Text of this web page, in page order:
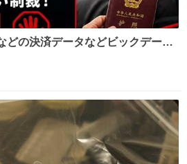
の決済データなどビックデータ
視をはじめ、多額の資金決済など
じめたらしい。そして、パスポ